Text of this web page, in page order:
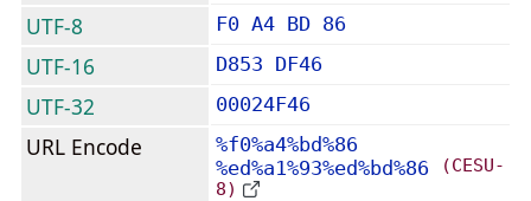
UTF-8 F0 A4 BD 86
UTF-16 D853 DF46
UTF-32 00024F46
URL Encode
%f0%a4%bd%86
%ed%a1%93%ed%bd%86
(CESU-
8)